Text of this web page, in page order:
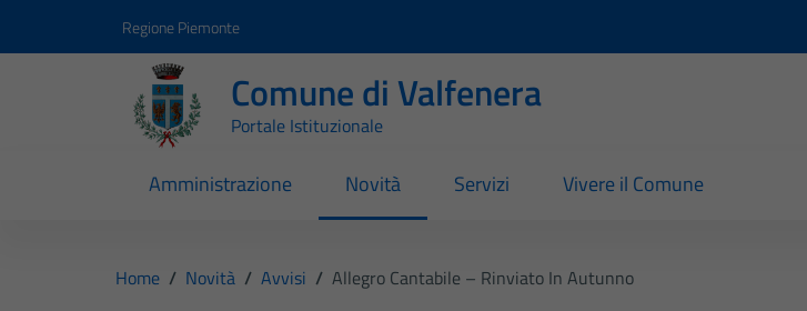
Regione Piemonte
Comune di Valfenera
Portale Istituzionale
Amministrazione Novità Servizi Vivere il Comune
Home / Novità / Avvisi / Allegro Cantabile – Rinviato In Autunno